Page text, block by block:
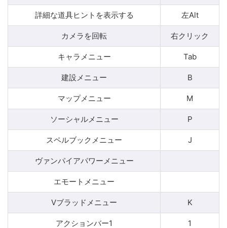
詳細な道具ヒントを表示する 左Alt
カメラを回転 右クリック
キャラメニュー Tab
建設メニュー B
マップメニュー M
ソーシャルメニュー P
スペルブックメニュー J
ヴァンパイアパワーメニュー
エモートメニュー
Vブラッドメニュー K
アクションバー1 1